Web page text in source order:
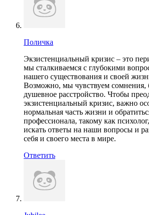
Поличка
Экзистенциальный кризис – это
мы сталкиваемся с глубокими
нашего существования и своей
Возможно, мы чувствуем сомнения,
душевное расстройство. Чтобы
экзистенциальный кризис, важно
нормальная часть жизни и
профессионала, такому как
искать ответы на наши вопросы и
себя и своего места в мире.
Ответить